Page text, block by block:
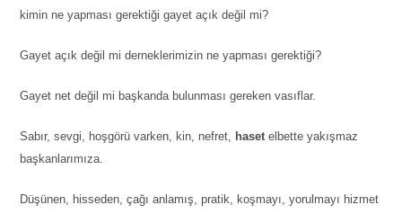
kimin ne yapması gerektiği gayet açık değil mi?
Gayet açık değil mi derneklerimizin ne yapması gerektiği?
Gayet net değil mi başkanda bulunması gereken vasıflar.
Sabır, sevgi, hoşgörü varken, kin, nefret, hasetelbette yakışmaz
başkanlarımıza.
Düşünen, hisseden, çağı anlamış, pratik, koşmayı, yorulmayı hizmet